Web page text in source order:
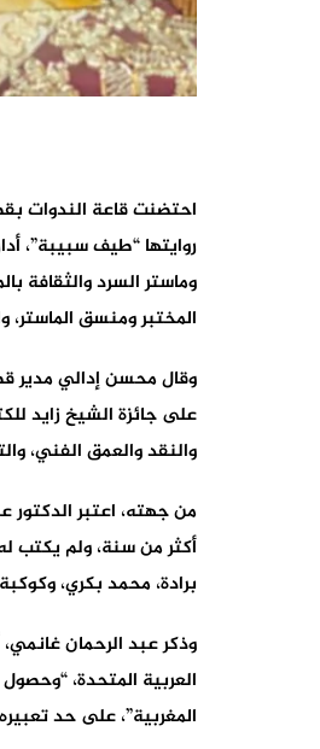
روايتها “طيف سبيبة”،
وماستر السرد والثقافة
المختبر ومنسق
وقال محسن إدالي مدير
على جائزة الشيخ زايد
والنقد والعمق الفني،
من جهته، اعتبر الدكتور
أكثر من سنة، ولم يكتب
برادة، محمد بكري،
وذكر عبد الرحمان
العربية المتحدة،
المغربية”، على حد